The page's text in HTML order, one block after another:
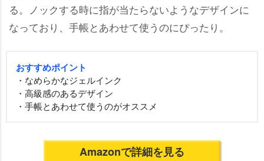
る。ノックする時に指が当たらないようなデザインに
なっており、手帳とあわせて使うのにぴったり。
おすすめポイント
・なめらかなジェルインク
・高級感のあるデザイン
・手帳とあわせて使うのがオススメ
Amazonで詳細を見る